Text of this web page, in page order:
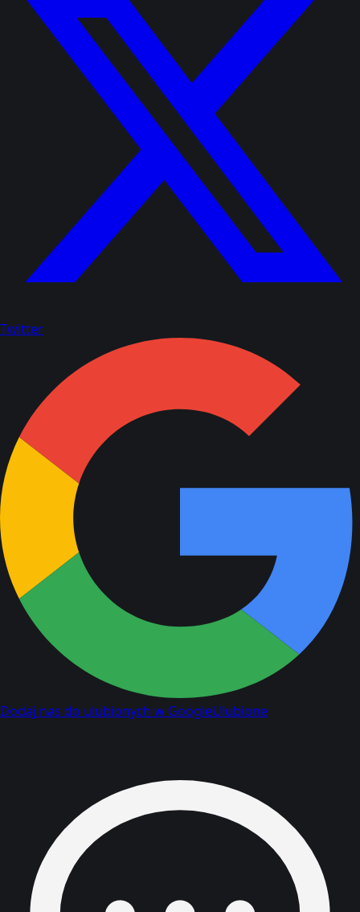
Twitter
Dodaj nas do ulubionych w GoogleUlubione